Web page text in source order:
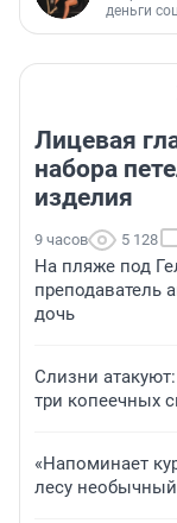
деньги
Лицевая
набора
изделия
9 часов 5 128
На пляже под
преподаватель
дочь
Слизни
три копеечных
«Напоминает
лесу необычный